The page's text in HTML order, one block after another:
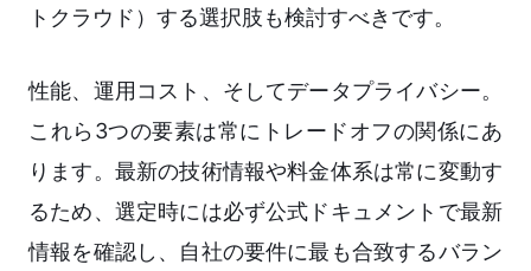
トクラウド）する選択肢も検討すべきです。
性能、運用コスト、そしてデータプライバシー。
これら3つの要素は常にトレードオフの関係にあ
ります。最新の技術情報や料金体系は常に変動す
るため、選定時には必ず公式ドキュメントで最新
情報を確認し、自社の要件に最も合致するバラン